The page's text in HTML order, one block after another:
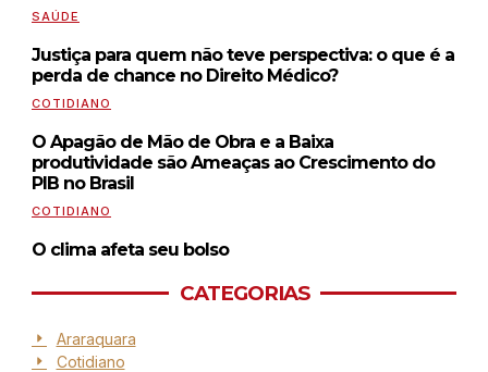
SAÚDE
Justiça para quem não teve perspectiva: o que é a
perda de chance no Direito Médico?
COTIDIANO
O Apagão de Mão de Obra e a Baixa
produtividade são Ameaças ao Crescimento do
PIB no Brasil
COTIDIANO
O clima afeta seu bolso
CATEGORIAS
Araraquara
Cotidiano